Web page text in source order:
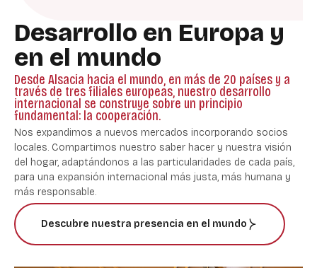
Desarrollo en Europa y
en el mundo
Desde Alsacia hacia el mundo, en más de 20 países y a
través de tres filiales europeas, nuestro desarrollo
internacional se construye sobre un principio
fundamental: la cooperación.
Nos expandimos a nuevos mercados incorporando socios
locales. Compartimos nuestro saber hacer y nuestra visión
del hogar, adaptándonos a las particularidades de cada país,
para una expansión internacional más justa, más humana y
más responsable.
Descubre nuestra presencia en el mundo